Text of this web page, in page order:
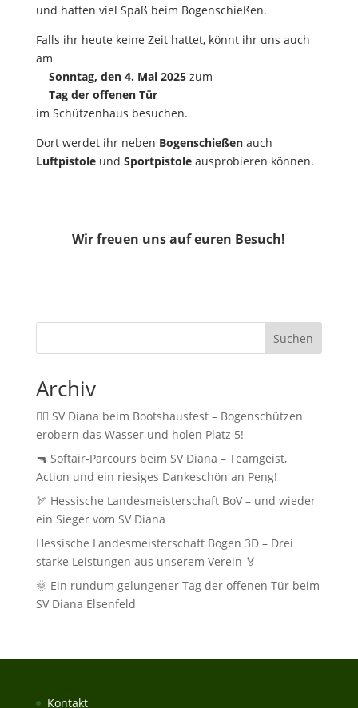
und hatten viel Spaß beim Bogenschießen.
Falls ihr heute keine Zeit hattet, könnt ihr uns auch
am
Sonntag, den 4. Mai 2025zum
Tag der offenen Tür
im Schützenhaus besuchen.
Dort werdet ihr neben Bogenschießenauch
Luftpistoleund Sportpistoleausprobieren können.
Wir freuen uns auf euren Besuch!
Suchen
Archiv
🚣‍♂️ SV Diana beim Bootshausfest – Bogenschützen
erobern das Wasser und holen Platz 5!
🔫 Softair‑Parcours beim SV Diana – Teamgeist,
Action und ein riesiges Dankeschön an Peng!
🏹 Hessische Landesmeisterschaft BoV – und wieder
ein Sieger vom SV Diana
Hessische Landesmeisterschaft Bogen 3D – Drei
starke Leistungen aus unserem Verein 🏅
🌞 Ein rundum gelungener Tag der offenen Tür beim
SV Diana Elsenfeld
Kontakt